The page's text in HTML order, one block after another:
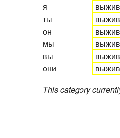
я
ты
он
мы
вы
они
This category